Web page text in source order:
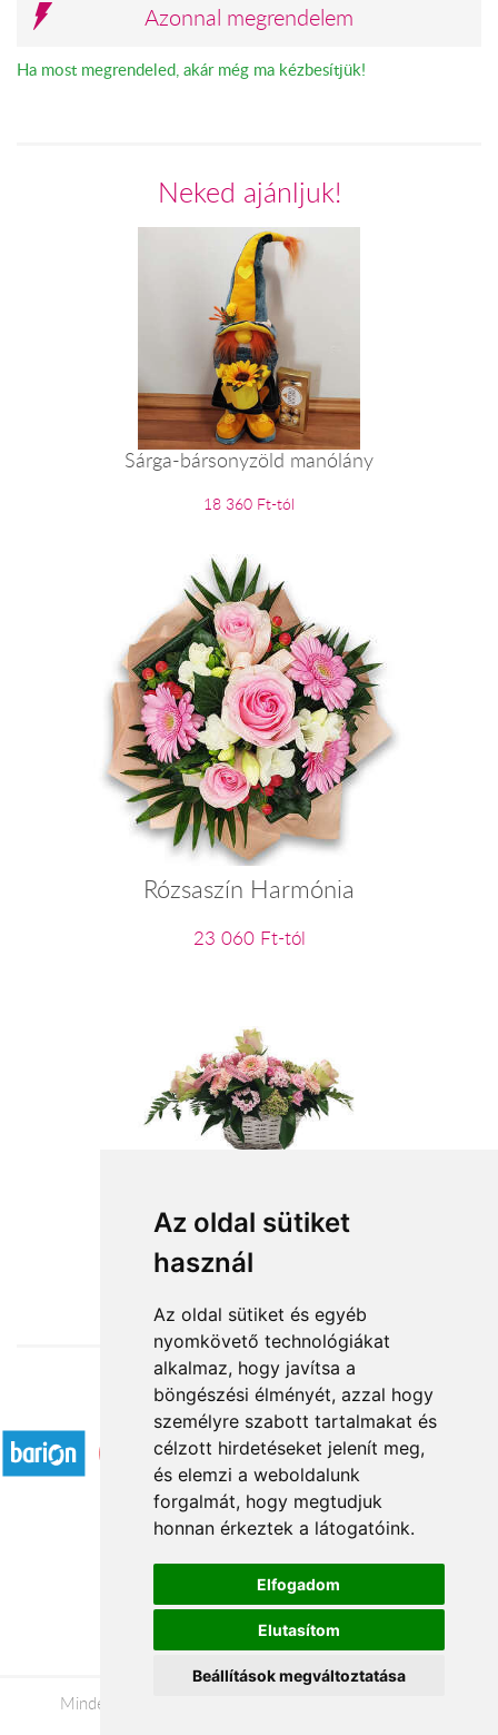
Az oldal sütiket
használ
Az oldal sütiket és egyéb
nyomkövető technológiákat
alkalmaz, hogy javítsa a
böngészési élményét, azzal hogy
személyre szabott tartalmakat és
célzott hirdetéseket jelenít meg,
és elemzi a weboldalunk
forgalmát, hogy megtudjuk
honnan érkeztek a látogatóink.
Elfogadom
Elutasítom
Beállítások megváltoztatása
Azonnal megrendelem
Ha most megrendeled, akár még ma kézbesítjük!
Neked ajánljuk!
Sárga-bársonyzöld manólány
18 360 Ft-tól
Rózsaszín Harmónia
23 060 Ft-tól
Lelkem legszebb virágai
32 400 Ft-tól
Elfogadott fizetési módok
Á.SZ.F.
Impresszum
Adatkezelési tájékoztató
Minden jog fenntartva © 2026 |